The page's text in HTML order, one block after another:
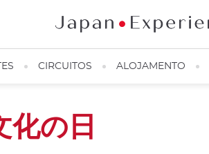
CIRCUITOS ALOJAMENTO
化の日